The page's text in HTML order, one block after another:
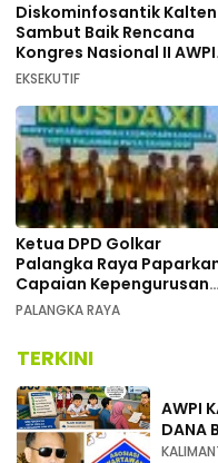
Diskominfosantik
Sambut Baik Rencana
Kongres Nasional II AWPI
Se-Indonesia
EKSEKUTIF
Ketua DPD Golkar
Palangka Raya
Capaian Kepengurusan
pada Pembukaan Musda
PALANGKA RAYA
TERKINI
AWPI
DANA